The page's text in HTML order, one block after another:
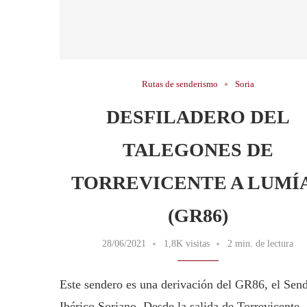
Rutas de senderismo Soria
DESFILADERO DEL
TALEGONES DE
TORREVICENTE A
(GR86)
28/06/2021 1,8K visitas 2 min. de lectura
Este sendero es una derivación del GR86, el